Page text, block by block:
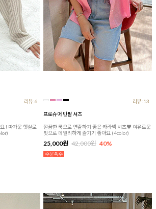
리뷰:6
! 따가운 햇살로
리뷰:13
프로슈어 반팔 셔츠
깔끔한 룩으로 연출하기 좋은 카라넥 셔츠♥ 여유로운
핏으로 데일리하게 즐기기 좋아요 (4color)
25,000원 42,000원 40%